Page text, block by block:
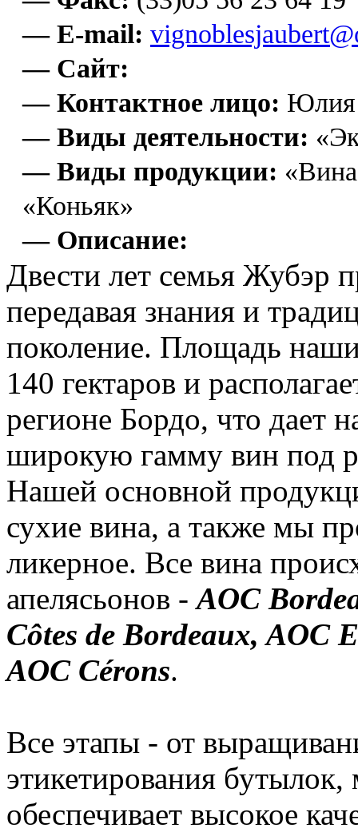
— E-mail:
— Сайт:
— Контактное лицо: Юлия
— Виды деятельности:
— Виды продукции:
«Коньяк»
— Описание:
Двести лет семья Жубэр
передавая знания и
поколение. Площадь
140 гектаров и
регионе Бордо, что дает
широкую гамму вин под
Нашей основной
сухие вина, а также мы
ликерное. Все вина
апелясьонов -AOC
Côtes de Bordeaux, AOC
AOC Cérons.
Все этапы - от
этикетирования
обеспечивает высокое